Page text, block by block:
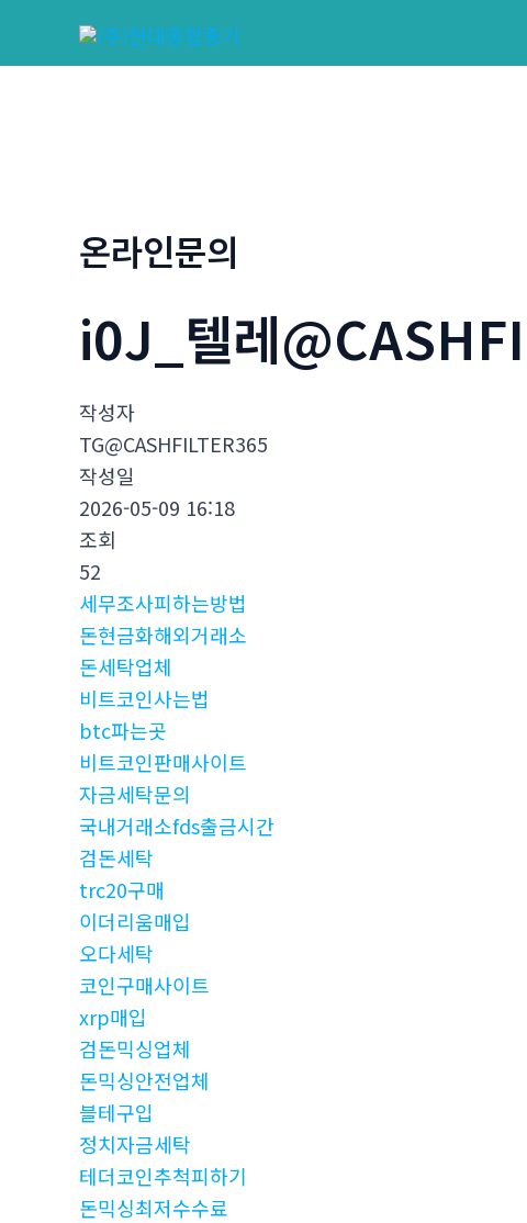
온라인문의
i0J_텔레
작성자
TG@CASHFILTER365
작성일
2026-05-09 16:18
조회
52
세무조사피하는방법
돈현금화해외거래소
돈세탁업체
비트코인사는법
btc파는곳
비트코인판매사이트
자금세탁문의
국내거래소fds출금시간
검돈세탁
trc20구매
이더리움매입
오다세탁
코인구매사이트
xrp매입
검돈믹싱업체
돈믹싱안전업체
블테구입
정치자금세탁
테더코인추척피하기
돈믹싱최저수수료